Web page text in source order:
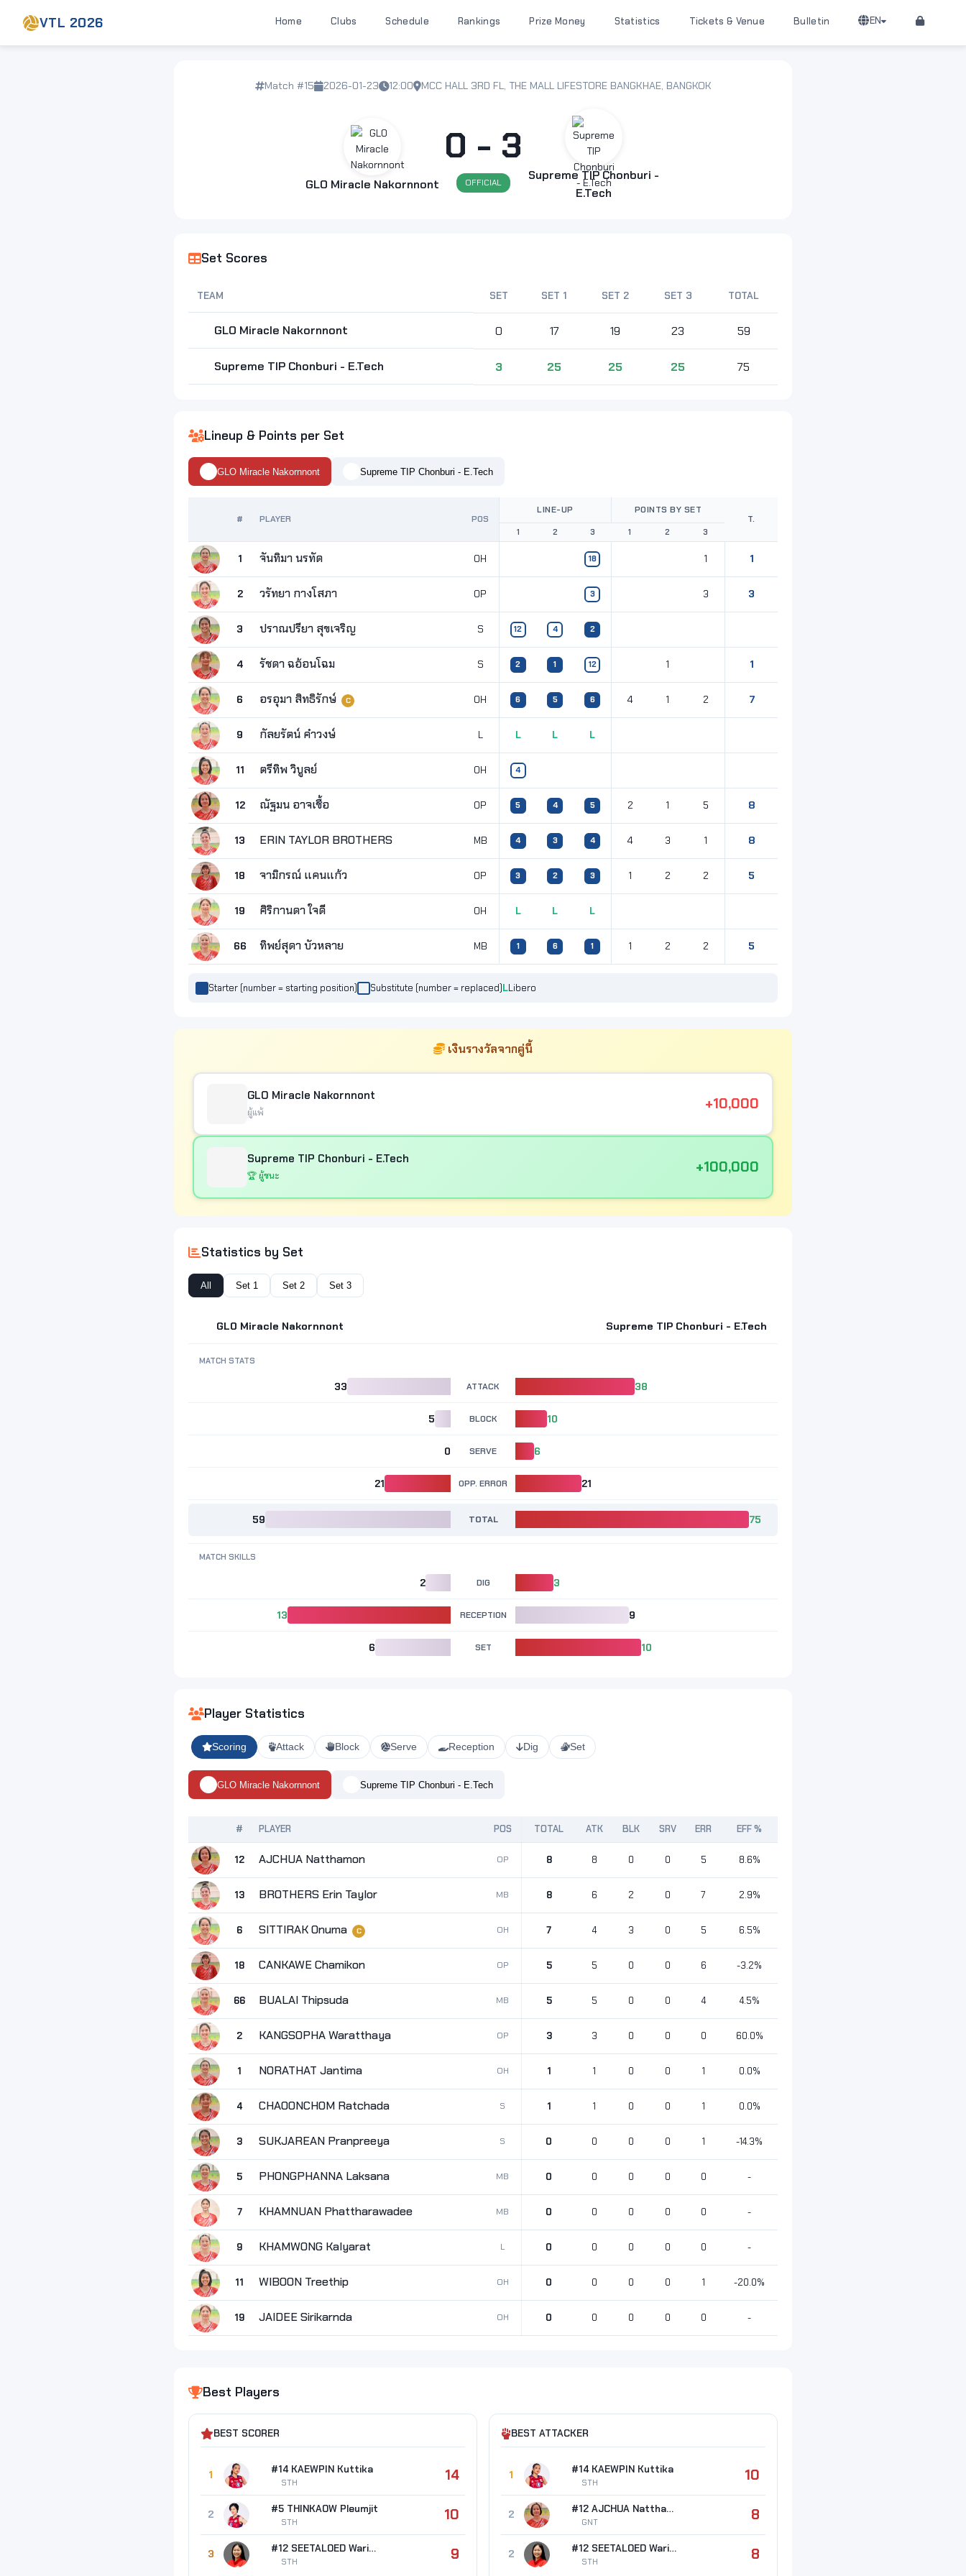
VTL 2026 Home Clubs Schedule Rankings Prize Money Statistics Tickets & Venue Bulletin EN
Match #15 2026-01-23 12:00 MCC HALL 3RD FL, THE MALL LIFESTORE BANGKHAE, BANGKOK
GLO Miracle Nakornnont
0 - 3
OFFICIAL
Supreme TIP Chonburi -
E.Tech
Set Scores
TEAM SET SET 1 SET 2 SET 3 TOTAL
GLO Miracle Nakornnont 0 17 19 23 59
Supreme TIP Chonburi - E.Tech 3 25 25 25 75
Lineup & Points per Set
GLO Miracle Nakornnont Supreme TIP Chonburi - E.Tech
# PLAYER POS
LINE-UP
POINTS BY SET
T.
1 2 3 1 2 3
1 จันทิมา นรทัด OH 18 1 1
2 วรัทยา กางโสภา OP 3 3 3
3 ปราณปรียา สุขเจริญ S 12 4 2
4 รัชดา ฉอ้อนโฉม S 2 1 12 1 1
6 อรอุมา สิทธิรักษ์ C OH 6 5 6 4 1 2 7
9 กัลยรัตน์ คำวงษ์ L L L L
11 ตรีทิพ วิบูลย์ OH 4
12 ณัฐมน อาจเชื้อ OP 5 4 5 2 1 5 8
13 ERIN TAYLOR BROTHERS MB 4 3 4 4 3 1 8
18 จามิกรณ์ แคนแก้ว OP 3 2 3 1 2 2 5
19 ศิริกานดา ใจดี OH L L L
66 ทิพย์สุดา บัวหลาย MB 1 6 1 1 2 2 5
Starter (number = starting position) Substitute (number = replaced) Libero
เงินรางวัลจากคู่นี้
GLO Miracle Nakornnont
ผู้แพ้ +10,000
Supreme TIP Chonburi - E.Tech
🏆 ผู้ชนะ +100,000
Statistics by Set
All Set 1 Set 2 Set 3
GLO Miracle Nakornnont Supreme TIP Chonburi - E.Tech
MATCH STATS
33 ATTACK 38
5 BLOCK 10
0 SERVE 6
21 OPP. ERROR 21
59 TOTAL 75
MATCH SKILLS
2 DIG 3
13 RECEPTION 9
6 SET 10
Player Statistics
Scoring Attack Block Serve Reception Dig Set
GLO Miracle Nakornnont Supreme TIP Chonburi - E.Tech
# PLAYER POS TOTAL ATK BLK SRV ERR EFF %
12 AJCHUA Natthamon OP 8 8 0 0 5 8.6%
13 BROTHERS Erin Taylor MB 8 6 2 0 7 2.9%
6 SITTIRAK Onuma C OH 7 4 3 0 5 6.5%
18 CANKAWE Chamikon OP 5 5 0 0 6 -3.2%
66 BUALAI Thipsuda MB 5 5 0 0 4 4.5%
2 KANGSOPHA Waratthaya OP 3 3 0 0 0 60.0%
1 NORATHAT Jantima OH 1 1 0 0 1 0.0%
4 CHAOONCHOM Ratchada S 1 1 0 0 1 0.0%
3 SUKJAREAN Pranpreeya S 0 0 0 0 1 -14.3%
5 PHONGPHANNA Laksana MB 0 0 0 0 0 -
7 KHAMNUAN Phattharawadee MB 0 0 0 0 0 -
9 KHAMWONG Kalyarat L 0 0 0 0 0 -
11 WIBOON Treethip OH 0 0 0 0 1 -20.0%
19 JAIDEE Sirikarnda OH 0 0 0 0 0 -
Best Players
BEST SCORER
1 #14 KAEWPIN Kuttika
STH 14
2 #5 THINKAOW Pleumjit
STH 10
3 #12 SEETALOED Warisara
STH 9
BEST ATTACKER
1 #14 KAEWPIN Kuttika
STH 10
2 #12 AJCHUA Natthamon
GNT 8
2 #12 SEETALOED Warisara
STH 8